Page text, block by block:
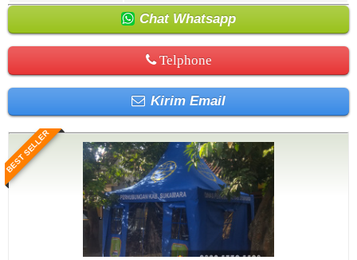
Chat Whatsapp
Telphone
Kirim Email
BEST SELLER